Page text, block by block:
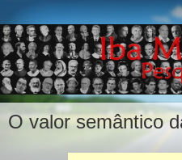
O valor semântico